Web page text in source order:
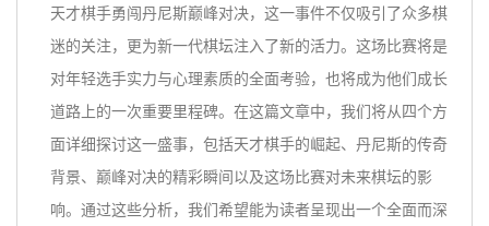
天才棋手勇闯丹尼斯巅峰对决，这一事件不仅吸引了众多棋
迷的关注，更为新一代棋坛注入了新的活力。这场比赛将是
对年轻选手实力与心理素质的全面考验，也将成为他们成长
道路上的一次重要里程碑。在这篇文章中，我们将从四个方
面详细探讨这一盛事，包括天才棋手的崛起、丹尼斯的传奇
背景、巅峰对决的精彩瞬间以及这场比赛对未来棋坛的影
响。通过这些分析，我们希望能为读者呈现出一个全面而深